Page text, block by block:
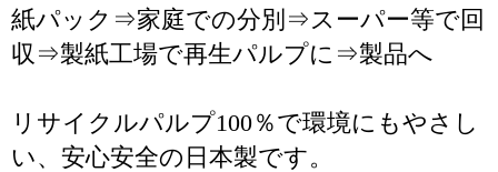
紙パック⇒家庭での分別⇒スーパー等で回
収⇒製紙工場で再生パルプに⇒製品へ
リサイクルパルプ100％で環境にもやさし
い、安心安全の日本製です。